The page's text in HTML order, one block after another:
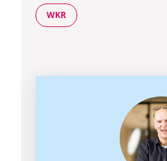
WKR